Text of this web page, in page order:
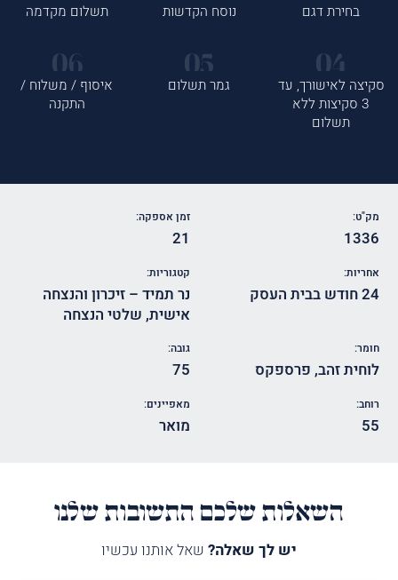
בחירת דגם נוסח הקדשות תשלום מקדמה
סקיצה לאישורך, עד
3 סקיצות ללא
תשלום
גמר תשלום
איסוף / משלוח /
התקנה
מק"ט:
1336
זמן אספקה:
21
אחריות:
24 חודש בבית העסק
קטגוריות:
נר תמיד – זיכרון והנצחה
אישית, שלטי הנצחה
חומר:
לוחית זהב, פרספקס
גובה:
75
רוחב:
55
מאפיינים:
מואר
השאלות שלכם התשובות שלנו
יש לך שאלה? שאל אותנו עכשיו